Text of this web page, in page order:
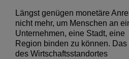
Längst genügen monetäre
nicht mehr, um Menschen an
Unternehmen, eine Stadt, eine
Region binden zu können. Das
des Wirtschaftsstandortes